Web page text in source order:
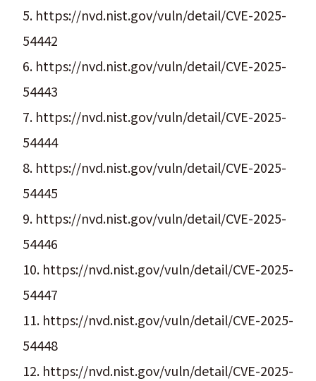
5. https://nvd.nist.gov/vuln/detail/CVE-2025-
54442
6. https://nvd.nist.gov/vuln/detail/CVE-2025-
54443
7. https://nvd.nist.gov/vuln/detail/CVE-2025-
54444
8. https://nvd.nist.gov/vuln/detail/CVE-2025-
54445
9. https://nvd.nist.gov/vuln/detail/CVE-2025-
54446
10. https://nvd.nist.gov/vuln/detail/CVE-2025-
54447
11. https://nvd.nist.gov/vuln/detail/CVE-2025-
54448
12. https://nvd.nist.gov/vuln/detail/CVE-2025-